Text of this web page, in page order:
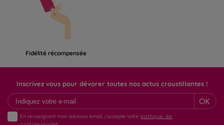
Fidélité récompensée
Inscrivez vous pour dévorer toutes nos actus croustillantes !
OK
En renseignant mon adresse email, j'accepte votre politique de